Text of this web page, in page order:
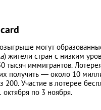
могут
жители стран с низким
тысяч иммигрантов.
получить — около 10
200. Участие в лотерее
по 3 ноября.